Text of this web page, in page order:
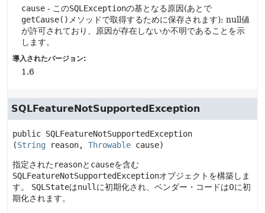
cause - このSQLExceptionの基となる原因(あとで
getCause() メソッドで取得するために保存されます); null値
が許可されており、原因が存在しないか不明であることを示
します。
導入されたバージョン:
1.6
SQLFeatureNotSupportedException
public SQLFeatureNotSupportedException
(String reason, Throwable cause)
指定された reasonと causeを含む
SQLFeatureNotSupportedExceptionオブジェクトを構築しま
す。
SQLStateはnull に初期化され、ベンダー・コードは0に初
期化されます。